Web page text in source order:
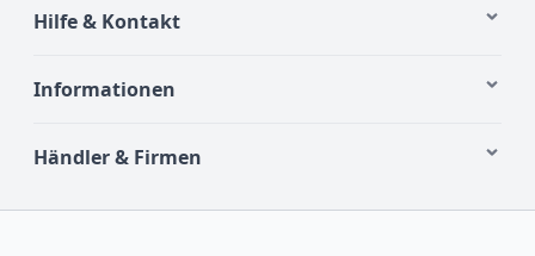
Hilfe & Kontakt
Informationen
Händler & Firmen